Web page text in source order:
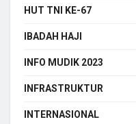
HUT TNI KE-67
IBADAH HAJI
INFO MUDIK 2023
INFRASTRUKTUR
INTERNASIONAL